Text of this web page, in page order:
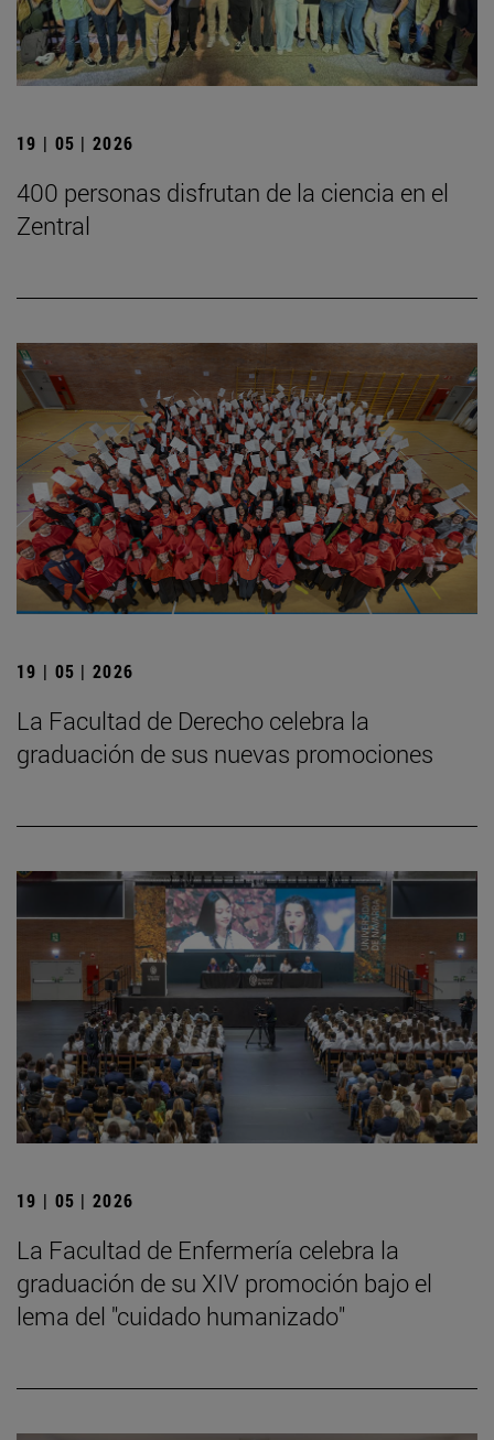
19 | 05 | 2026
400 personas disfrutan de la ciencia en el
Zentral
19 | 05 | 2026
La Facultad de Derecho celebra la
graduación de sus nuevas promociones
19 | 05 | 2026
La Facultad de Enfermería celebra la
graduación de su XIV promoción bajo el
lema del "cuidado humanizado"